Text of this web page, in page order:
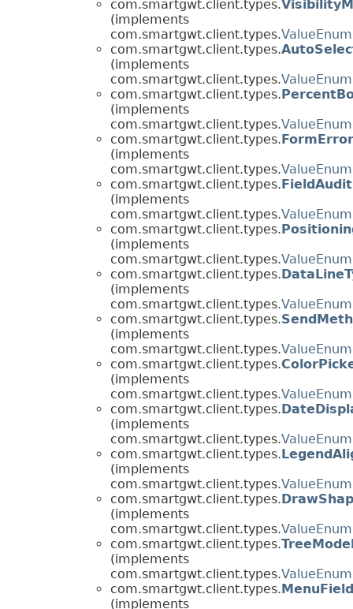
com.smartgwt.client.types.
(implements
com.smartgwt.client.types.ValueEnum
com.smartgwt.client.types.
(implements
com.smartgwt.client.types.ValueEnum
com.smartgwt.client.types.
(implements
com.smartgwt.client.types.ValueEnum
com.smartgwt.client.types.
(implements
com.smartgwt.client.types.ValueEnum
com.smartgwt.client.types.
(implements
com.smartgwt.client.types.ValueEnum
com.smartgwt.client.types.
(implements
com.smartgwt.client.types.ValueEnum
com.smartgwt.client.types.
(implements
com.smartgwt.client.types.ValueEnum
com.smartgwt.client.types.
(implements
com.smartgwt.client.types.ValueEnum
com.smartgwt.client.types.
(implements
com.smartgwt.client.types.ValueEnum
com.smartgwt.client.types.
(implements
com.smartgwt.client.types.ValueEnum
com.smartgwt.client.types.
(implements
com.smartgwt.client.types.ValueEnum
com.smartgwt.client.types.
(implements
com.smartgwt.client.types.ValueEnum
com.smartgwt.client.types.
(implements
com.smartgwt.client.types.ValueEnum
com.smartgwt.client.types.
(implements